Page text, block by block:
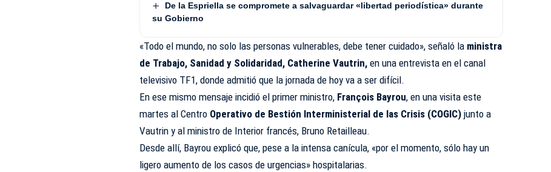
De la Espriella se compromete a salvaguardar «libertad periodística» durante
su Gobierno
«Todo el mundo, no solo las personas vulnerables, debe tener cuidado», señaló la ministra
de Trabajo, Sanidad y Solidaridad, Catherine Vautrin, en una entrevista en el canal
televisivo TF1, donde admitió que la jornada de hoy va a ser difícil.
En ese mismo mensaje incidió el primer ministro, François Bayrou, en una visita este
martes al Centro Operativo de Bestión Interministerial de las Crisis (COGIC) junto a
Vautrin y al ministro de Interior francés, Bruno Retailleau.
Desde allí, Bayrou explicó que, pese a la intensa canícula, «por el momento, sólo hay un
ligero aumento de los casos de urgencias» hospitalarias.